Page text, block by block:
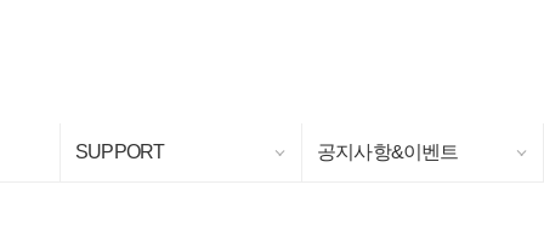
SUPPORT 공지사항&이벤트